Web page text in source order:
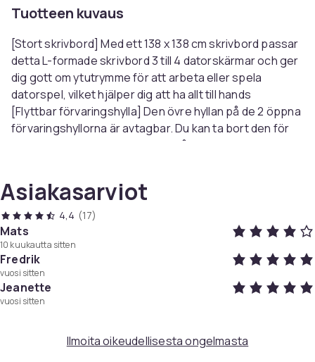
Tuotteen kuvaus
[Stort skrivbord] Med ett 138 x 138 cm skrivbord passar
detta L-formade skrivbord 3 till 4 datorskärmar och ger
dig gott om ytutrymme för att arbeta eller spela
datorspel, vilket hjälper dig att ha allt till hands
[Flyttbar förvaringshylla] Den övre hyllan på de 2 öppna
förvaringshyllorna är avtagbar. Du kan ta bort den för
att passa din datortorn eller behålla den för att lagra
[Klippt hörn för att städa upp sladdar] Det bakre hörnet
på detta L-formade hörnskrivbord är avskuret så att
kablar kan gå igenom, vilket hjälper dig att hantera
sladdar från elektronik för att hålla ditt skrivbord snyggt
och tilltalande
[Stabil och hållbar] En robust stålram, i kombination med
kvalitetsspånskivor, gör detta robusta och tåliga
[Praktiska justerbara fötter] De justerbara fötterna
Asiakasarviot
4,4 (17)
Mats
10 kuukautta sitten
Fredrik
vuosi sitten
Jeanette
vuosi sitten
Ilmoita oikeudellisesta ongelmasta